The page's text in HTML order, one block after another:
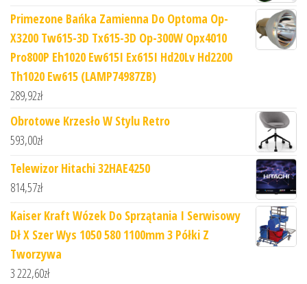
Primezone Bańka Zamienna Do Optoma Op-
X3200 Tw615-3D Tx615-3D Op-300W Opx4010
Pro800P Eh1020 Ew615I Ex615I Hd20Lv Hd2200
Th1020 Ew615 (LAMP74987ZB)
289,92zł
Obrotowe Krzesło W Stylu Retro
593,00zł
Telewizor Hitachi 32HAE4250
814,57zł
Kaiser Kraft Wózek Do Sprzątania I Serwisowy
Dł X Szer Wys 1050 580 1100mm 3 Półki Z
Tworzywa
3 222,60zł